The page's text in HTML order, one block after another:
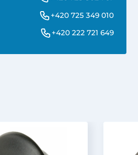
+420 725 349 010
+420 222 721 649